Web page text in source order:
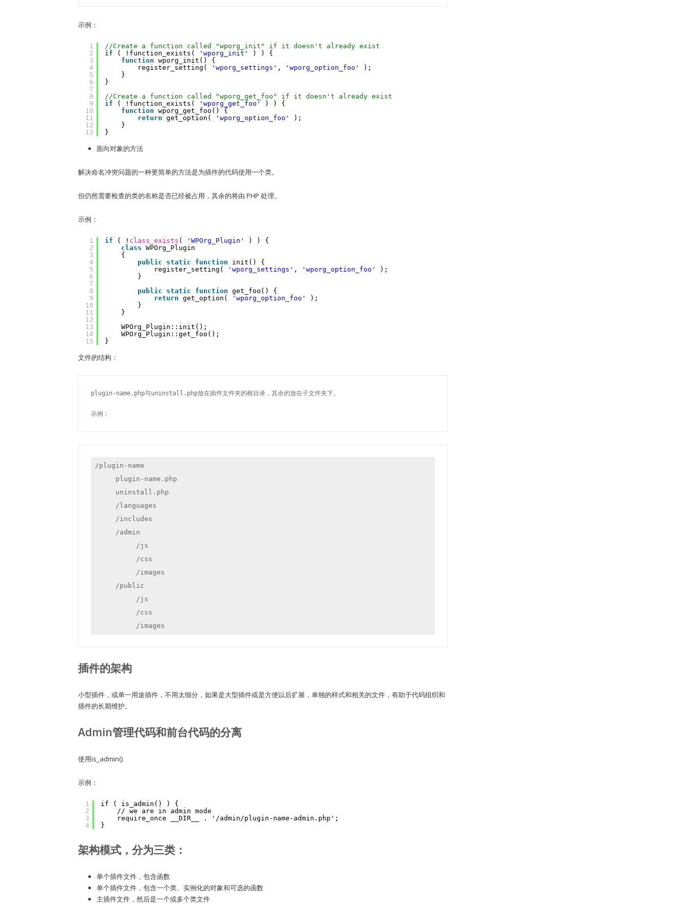
示例：
1
2
3
4
5
6
7
8
9
10
11
12
13
//Create a function called "wporg_init" if it doesn't already exist
if
( !function_exists( 'wporg_init'
) ) {
function wporg_init() {
register_setting(
'wporg_settings' , 'wporg_option_foo'
);
}
}
//Create a function called "wporg_get_foo" if it doesn't already exist
if
( !function_exists( 'wporg_get_foo'
) ) {
function wporg_get_foo() {
return get_option( 'wporg_option_foo'
);
}
}
面向对象的方法
解决命名冲突问题的一种更简单的方法是为插件的代码使用一个类。
但仍然需要检查的类的名称是否已经被占用，其余的将由 PHP 处理。
示例：
1
2
3
4
5
6
7
8
9
10
11
12
13
14
15
if ( ! class_exists ( 'WPOrg_Plugin'
) ) {
class WPOrg_Plugin
{
public
static function
init() {
register_setting(
'wporg_settings' , 'wporg_option_foo'
);
}
public
static function get_foo() {
return get_option( 'wporg_option_foo'
);
}
}
WPOrg_Plugin::init();
WPOrg_Plugin::get_foo();
}
文件的结构：
plugin-name.php与uninstall.php放在插件文件夹的根目录，其余的放在子文件夹下。
/plugin-name
          /images
插件的架构
小型插件，或单一用途插件，不用太细分，如果是大型插件或是方便以后扩展，单独的样式和相关的文件，有助于代码组织和
插件的长期维护。
Admin管理代码和前台代码的分离
使用is_admin()
示例：
1
2
3
4
if ( is_admin() ) {
// we are in admin mode
require_once __DIR__ . '/admin/plugin-name-admin.php';
}
架构模式，分为三类：
单个插件文件，包含函数
单个插件文件，包含一个类、实例化的对象和可选的函数
主插件文件，然后是一个或多个类文件